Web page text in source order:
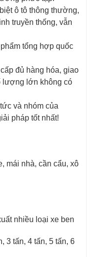
ô tô thông thường,
truyền thống, vẫn
tổng hợp quốc
đủ hàng hóa, giao
lượng lớn không có
và nhóm của
pháp tốt nhất!
mái nhà, cần cẩu, xô
nhiều loại xe ben
3 tấn, 4 tấn, 5 tấn, 6